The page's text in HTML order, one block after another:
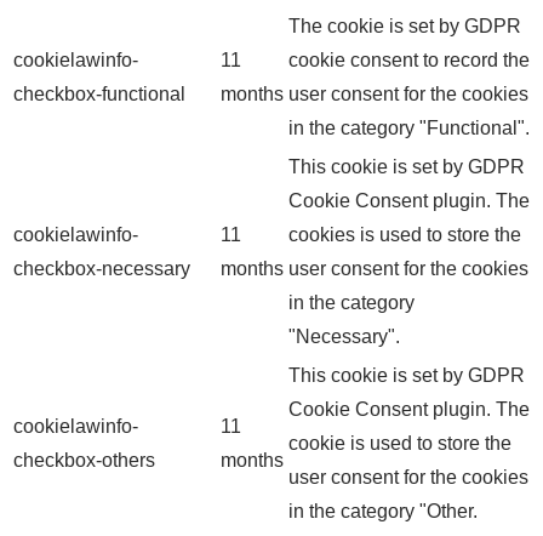
cookielawinfo-
checkbox-functional
11
months
The cookie is set by GDPR
cookie consent to record the
user consent for the cookies
in the category "Functional".
cookielawinfo-
checkbox-necessary
11
months
This cookie is set by GDPR
Cookie Consent plugin. The
cookies is used to store the
user consent for the cookies
in the category
"Necessary".
cookielawinfo-
checkbox-others
11
months
This cookie is set by GDPR
Cookie Consent plugin. The
cookie is used to store the
user consent for the cookies
in the category "Other.